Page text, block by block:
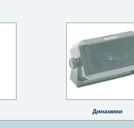
Динамики